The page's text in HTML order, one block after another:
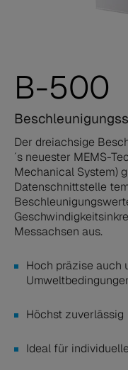
B-500
Der dreiachsige
´s neuester MEMS-
Mechanical System)
Datenschnittstelle
Messachsen aus.
Hoch präzise auch
Höchst zuverlässig
Ideal für